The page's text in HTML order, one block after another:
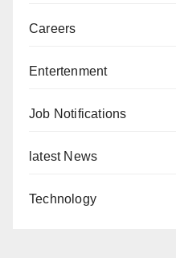
Careers
Entertenment
Job Notifications
latest News
Technology